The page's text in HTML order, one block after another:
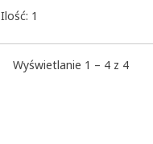
Ilość: 1
Wyświetlanie 1 – 4 z 4